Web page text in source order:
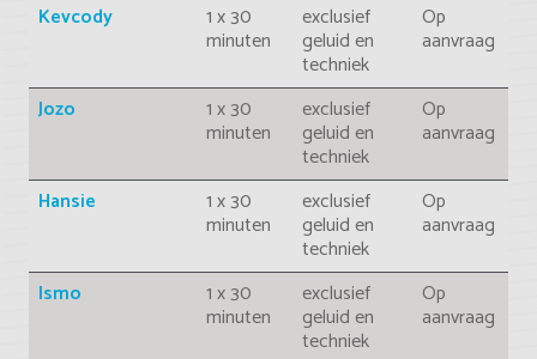
Kevcody
1 x 30
minuten
exclusief
geluid en
techniek
Op
aanvraag
Jozo 1 x 30
minuten
exclusief
geluid en
techniek
Op
aanvraag
Hansie 1 x 30
minuten
exclusief
geluid en
techniek
Op
aanvraag
Ismo 1 x 30
minuten
exclusief
geluid en
techniek
Op
aanvraag